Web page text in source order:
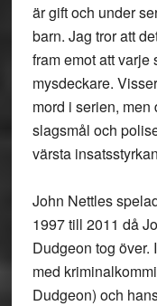
är gift och under
barn. Jag tror att
fram emot att
mysdeckare.
mord i serien,
slagsmål och
värsta
John Nettles
1997 till 2011 då
Dudgeon tog över.
med
Dudgeon) och